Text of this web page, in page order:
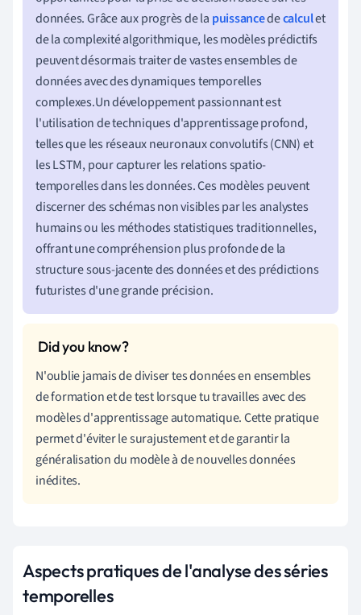
données. Grâce aux progrès de la puissancedecalculet
de la complexité algorithmique, les modèles prédictifs
peuvent désormais traiter de vastes ensembles de
données avec des dynamiques temporelles
complexes.Un développement passionnant est
l'utilisation de techniques d'apprentissage profond,
telles que les réseaux neuronaux convolutifs (CNN) et
les LSTM, pour capturer les relations spatio-
temporelles dans les données. Ces modèles peuvent
discerner des schémas non visibles par les analystes
humains ou les méthodes statistiques traditionnelles,
offrant une compréhension plus profonde de la
structure sous-jacente des données et des prédictions
futuristes d'une grande précision.
N'oublie jamais de diviser tes données en ensembles
de formation et de test lorsque tu travailles avec des
modèles d'apprentissage automatique. Cette pratique
permet d'éviter le surajustement et de garantir la
généralisation du modèle à de nouvelles données
inédites.
Aspects pratiques de l'analyse des séries
temporelles